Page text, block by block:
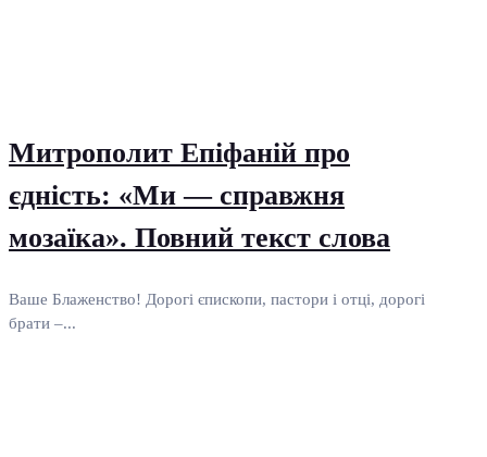
Митрополит Епіфаній про
єдність: «Ми — справжня
мозаїка». Повний текст слова
Ваше Блаженство! Дорогі єпископи, пастори і отці, дорогі
брати –...